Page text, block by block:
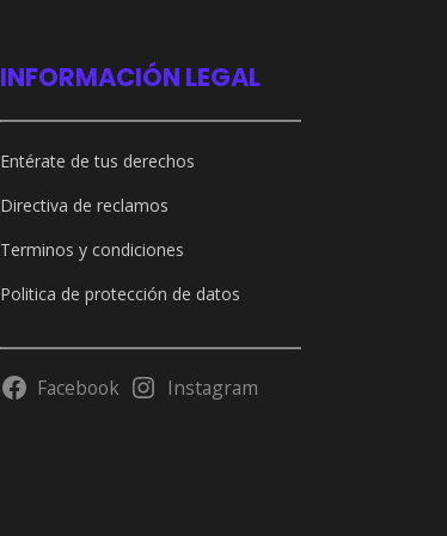
INFORMACIÓN LEGAL
Entérate de tus derechos
Directiva de reclamos
Terminos y condiciones
Politica de protección de datos
Facebook Instagram